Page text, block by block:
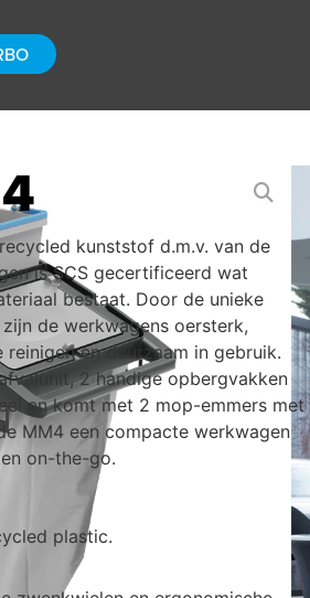
kunststof d.m.v. van de
is SCS gecertificeerd wat
bestaat. Door de unieke
de werkwagens oersterk,
en duurzaam in gebruik.
2 handige opbergvakken
en komt met 2 mop-emmers met
MM4 een compacte werkwagen
on-the-go.
plastic.